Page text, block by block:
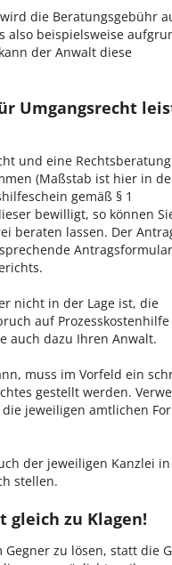
die Beratungsgebühr
also beispielsweise
der Anwalt diese
Umgangsrecht
und eine Rechtsberatung
(Maßstab ist hier in
gemäß § 1
bewilligt, so können
beraten lassen. Der
nicht in der Lage ist, die
auf Prozesskostenhilfe
auch dazu Ihren Anwalt.
muss im Vorfeld ein
gestellt werden.
jeweiligen amtlichen
der jeweiligen Kanzlei
stellen.
gleich zu Klagen!
zu lösen, statt die